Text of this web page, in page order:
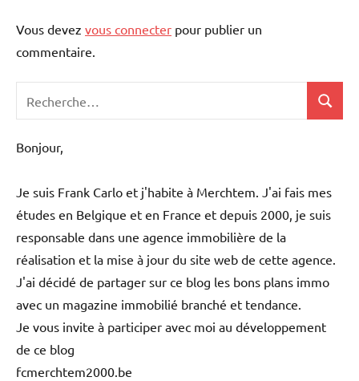
Vous devez vous connecter pour publier un
commentaire.
pour
Bonjour,
Je suis Frank Carlo et j'habite à Merchtem. J'ai fais mes
études en Belgique et en France et depuis 2000, je suis
responsable dans une agence immobilière de la
réalisation et la mise à jour du site web de cette agence.
J'ai décidé de partager sur ce blog les bons plans immo
avec un magazine immobilié branché et tendance.
Je vous invite à participer avec moi au développement
de ce blog
fcmerchtem2000.be